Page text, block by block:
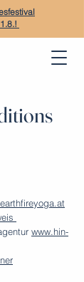
www.hin-